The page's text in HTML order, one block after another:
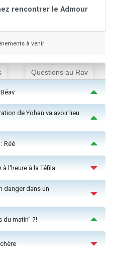
rencontrer le Admour
à venir
Questions au Rav
de Yohan va avoir lieu
Réé
l'heure à la Téfila
danger dans un
du matin" ?!